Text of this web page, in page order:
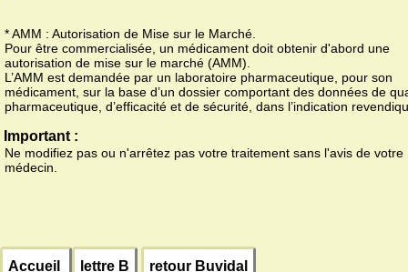
* AMM : Autorisation de Mise sur le Marché.
Pour être commercialisée, un médicament doit obtenir d'abord une
autorisation de mise sur le marché (AMM).
L’AMM est demandée par un laboratoire pharmaceutique, pour son
médicament, sur la base d’un dossier comportant des données de
pharmaceutique, d’efficacité et de sécurité, dans l’indication
Important :
Ne modifiez pas ou n'arrêtez pas votre traitement sans l'avis de votre
médecin.
Accueil lettre B retour Buvidal